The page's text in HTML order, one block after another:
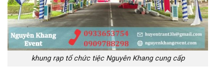
khung rạp tổ chức tiệc Nguyên Khang cung cấp